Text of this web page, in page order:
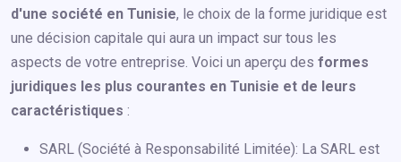
d'une société en Tunisie, le choix de la forme juridique est
une décision capitale qui aura un impact sur tous les
aspects de votre entreprise. Voici un aperçu des formes
juridiques les plus courantes en Tunisie et de leurs
caractéristiques :
SARL (Société à Responsabilité Limitée): La SARL est